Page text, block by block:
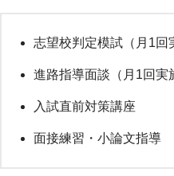
志望校判定模試（月1回
進路指導面談（月1回実
入試直前対策講座
面接練習・小論文指導